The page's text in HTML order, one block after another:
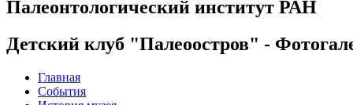
Палеонтологический институт РАН
Детский клуб "Палеоостров" -
Главная
События